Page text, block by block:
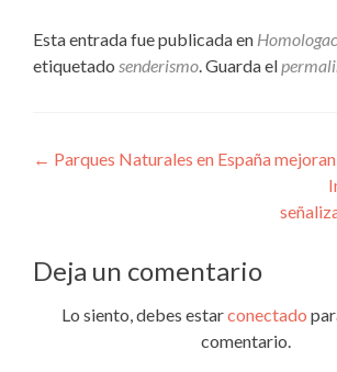
Esta entrada fue publicada en
etiquetado senderismo . Guarda el
Navegación
← Parques Naturales en España
Deja un comentario
Lo siento, debes estarconectado
comentario.